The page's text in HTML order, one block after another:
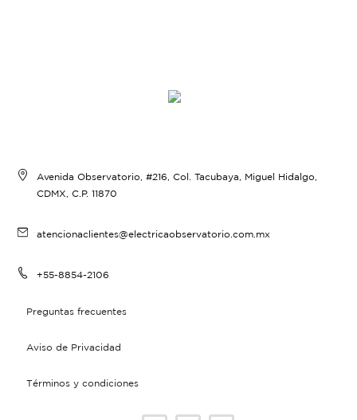
Avenida Observatorio, #216, Col. Tacubaya, Miguel Hidalgo,
CDMX, C.P. 11870
atencionaclientes@electricaobservatorio.com.mx
+55-8854-2106
Preguntas frecuentes
Aviso de Privacidad
Términos y condiciones